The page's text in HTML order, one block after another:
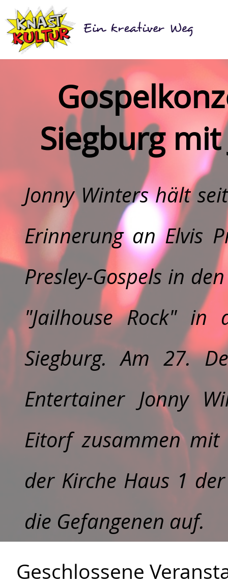
Siegburg
Jonny Wintershält
Erinnerung an Elvis
Presley-Gospels in
"Jailhouse Rock" in
Siegburg. Am 27.
Entertainer Jonny
Eitorf zusammen
der Kirche Haus 1 der
die Gefangenen auf.
Geschlossene